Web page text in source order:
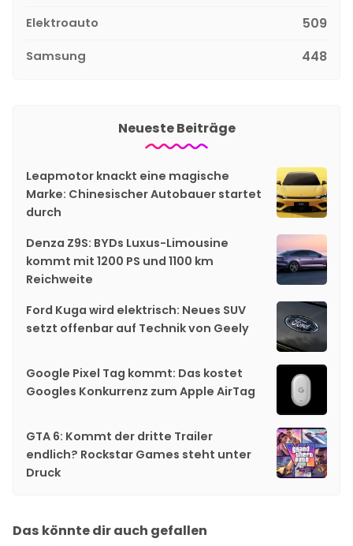
Elektroauto 509
Samsung 448
Neueste Beiträge
Leapmotor knackt eine magische
Marke: Chinesischer Autobauer startet
durch
Denza Z9S: BYDs Luxus-Limousine
kommt mit 1200 PS und 1100 km
Reichweite
Ford Kuga wird elektrisch: Neues SUV
setzt offenbar auf Technik von Geely
Google Pixel Tag kommt: Das kostet
Googles Konkurrenz zum Apple AirTag
GTA 6: Kommt der dritte Trailer
endlich? Rockstar Games steht unter
Druck
Das könnte dir auch gefallen